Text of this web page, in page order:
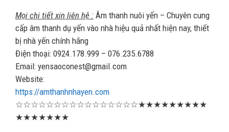
Mọi chi tiết xin liên hệ : Âm thanh nuôi yến – Chuyên cung
cấp âm thanh dụ yến vào nhà hiệu quả nhất hiện nay, thiết
bị nhà yến chính hãng
Điện thoại: 0924.178.999 – 076.235.6788
Email: yensaoconest@gmail.com
Website:
https://amthanhnhayen.com
☆☆☆☆☆☆☆☆☆☆☆☆☆☆☆☆★★★★★★★★★
★★★★★★★